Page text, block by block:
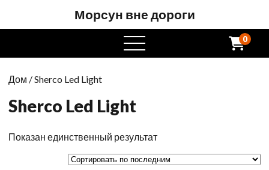
Морсун вне дороги
Открытое
меню
0
Дом / Sherco Led Light
Sherco Led Light
Показан единственный результат